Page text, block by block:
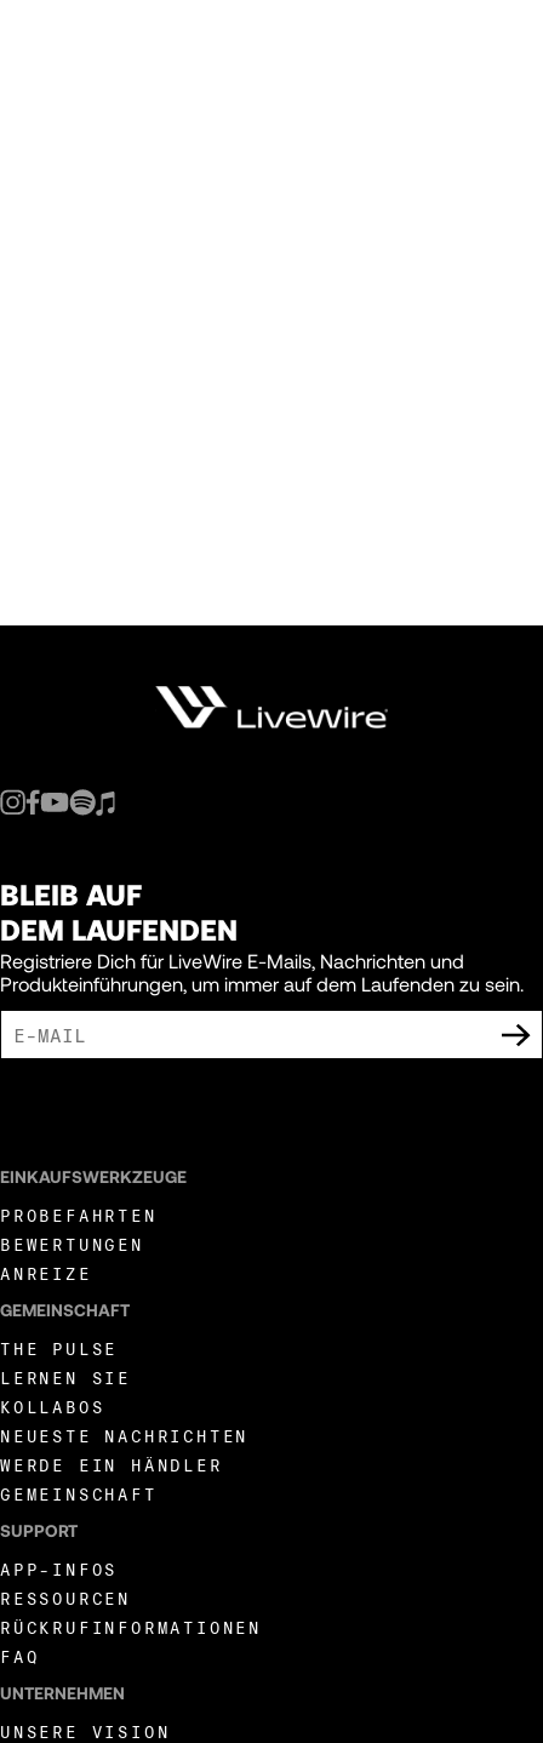
BLEIB AUF
DEM LAUFENDEN
Registriere Dich für LiveWire E-Mails, Nachrichten und
Produkteinführungen, um immer auf dem Laufenden zu sein.
EINKAUFSWERKZEUGE
PROBEFAHRTEN
BEWERTUNGEN
ANREIZE
GEMEINSCHAFT
THE PULSE
LERNEN SIE
KOLLABOS
NEUESTE NACHRICHTEN
WERDE EIN HÄNDLER
GEMEINSCHAFT
SUPPORT
APP-INFOS
RESSOURCEN
RÜCKRUFINFORMATIONEN
FAQ
UNTERNEHMEN
UNSERE VISION